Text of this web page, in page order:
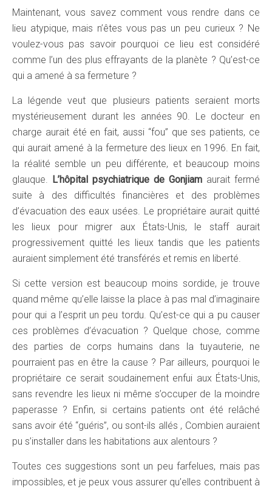
Maintenant, vous savez comment vous rendre dans ce
lieu atypique, mais n’êtes vous pas un peu curieux ? Ne
voulez-vous pas savoir pourquoi ce lieu est considéré
comme l’un des plus effrayants de la planète ? Qu’est-ce
qui a amené à sa fermeture ?
La légende veut que plusieurs patients seraient morts
mystérieusement durant les années 90. Le docteur en
charge aurait été en fait, aussi “fou” que ses patients, ce
qui aurait amené à la fermeture des lieux en 1996. En fait,
la réalité semble un peu différente, et beaucoup moins
glauque. L’hôpital psychiatrique de Gonjiam aurait fermé
suite à des difficultés financières et des problèmes
d’évacuation des eaux usées. Le propriétaire aurait quitté
les lieux pour migrer aux États-Unis, le staff aurait
progressivement quitté les lieux tandis que les patients
auraient simplement été transférés et remis en liberté.
Si cette version est beaucoup moins sordide, je trouve
quand même qu’elle laisse la place à pas mal d’imaginaire
pour qui a l’esprit un peu tordu. Qu’est-ce qui a pu causer
ces problèmes d’évacuation ? Quelque chose, comme
des parties de corps humains dans la tuyauterie, ne
pourraient pas en être la cause ? Par ailleurs, pourquoi le
propriétaire ce serait soudainement enfui aux États-Unis,
sans revendre les lieux ni même s’occuper de la moindre
paperasse ? Enfin, si certains patients ont été relâché
sans avoir été “guéris”, ou sont-ils allés , Combien auraient
pu s’installer dans les habitations aux alentours ?
Toutes ces suggestions sont un peu farfelues, mais pas
impossibles, et je peux vous assurer qu’elles contribuent à